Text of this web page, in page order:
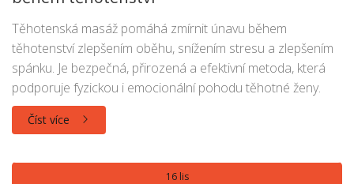
Těhotenská masáž pomáhá zmírnit únavu během
těhotenství zlepšením oběhu, snížením stresu a zlepšením
spánku. Je bezpečná, přirozená a efektivní metoda, která
podporuje fyzickou i emocionální pohodu těhotné ženy.
Číst více
16 lis